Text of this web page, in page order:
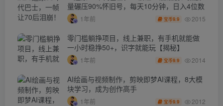
量碾压90%怀旧号，每天10分钟，日入4位数
1年前 宝币9.9 2015
零门槛躺挣项目，线上兼职，有手机就能做
一小时稳挣50+，识字就能玩【揭秘】
1年前 宝币9.9 2014
AI绘画与视频制作，剪映即梦AI课程，8大模
块学习，成为创作高手
1年前 宝币9.9 2012